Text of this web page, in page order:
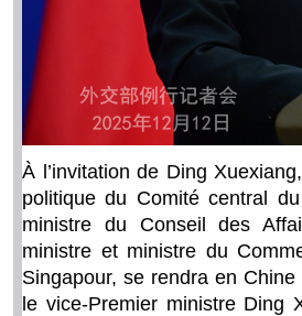
À l’invitation de Ding
politique du Comité central
ministre du Conseil des
ministre et ministre du
Singapour, se rendra en
le vice-Premier ministre Ding